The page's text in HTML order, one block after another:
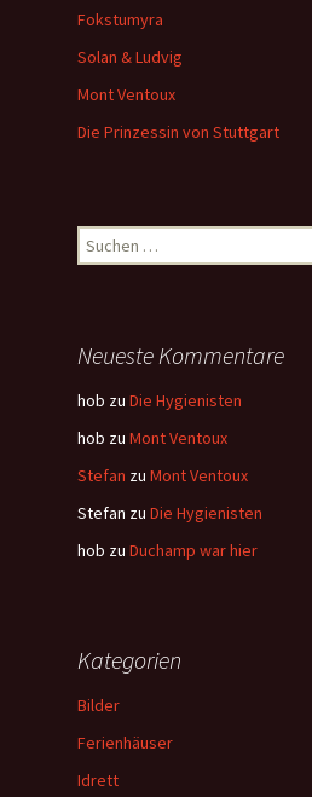
Fokstumyra
Solan & Ludvig
Mont Ventoux
Die Prinzessin von Stuttgart
Suchen
nach:
Neueste Kommentare
hob zu Die Hygienisten
hob zu Mont Ventoux
Stefan zu Mont Ventoux
Stefan zu Die Hygienisten
hob zu Duchamp war hier
Kategorien
Bilder
Ferienhäuser
Idrett